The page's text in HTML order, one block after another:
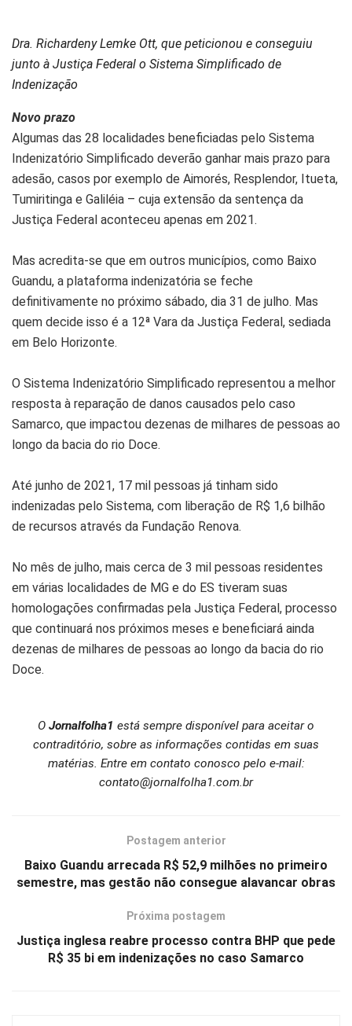
Dra. Richardeny Lemke Ott, que peticionou e conseguiu
junto à Justiça Federal o Sistema Simplificado de
Indenização
Novo prazo
Algumas das 28 localidades beneficiadas pelo Sistema
Indenizatório Simplificado deverão ganhar mais prazo para
adesão, casos por exemplo de Aimorés, Resplendor, Itueta,
Tumiritinga e Galiléia – cuja extensão da sentença da
Justiça Federal aconteceu apenas em 2021.
Mas acredita-se que em outros municípios, como Baixo
Guandu, a plataforma indenizatória se feche
definitivamente no próximo sábado, dia 31 de julho. Mas
quem decide isso é a 12ª Vara da Justiça Federal, sediada
em Belo Horizonte.
O Sistema Indenizatório Simplificado representou a melhor
resposta à reparação de danos causados pelo caso
Samarco, que impactou dezenas de milhares de pessoas ao
longo da bacia do rio Doce.
Até junho de 2021, 17 mil pessoas já tinham sido
indenizadas pelo Sistema, com liberação de R$ 1,6 bilhão
de recursos através da Fundação Renova.
No mês de julho, mais cerca de 3 mil pessoas residentes
em várias localidades de MG e do ES tiveram suas
homologações confirmadas pela Justiça Federal, processo
que continuará nos próximos meses e beneficiará ainda
dezenas de milhares de pessoas ao longo da bacia do rio
Doce.
O Jornalfolha1 está sempre disponível para aceitar o
contraditório, sobre as informações contidas em suas
matérias. Entre em contato conosco pelo e-mail:
contato@jornalfolha1.com.br
Postagem anterior
Baixo Guandu arrecada R$ 52,9 milhões no primeiro
semestre, mas gestão não consegue alavancar obras
Próxima postagem
Justiça inglesa reabre processo contra BHP que pede
R$ 35 bi em indenizações no caso Samarco